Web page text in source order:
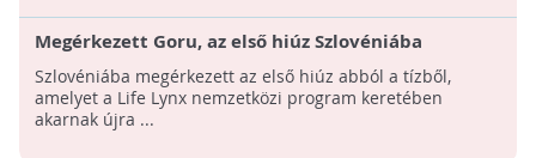
Megérkezett Goru, az első hiúz Szlovéniába
Szlovéniába megérkezett az első hiúz abból a tízből,
amelyet a Life Lynx nemzetközi program keretében
akarnak újra ...